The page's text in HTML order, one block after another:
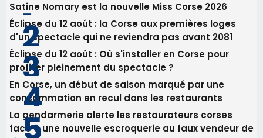
31/07/2026 08:22
82ème anniversaire de la disparition du
Commandant Antoine de Saint Exupery
Les plus lus
Satine Nomary est la nouvelle Miss Corse 2026
Éclipse du 12 août : la Corse aux premières loges